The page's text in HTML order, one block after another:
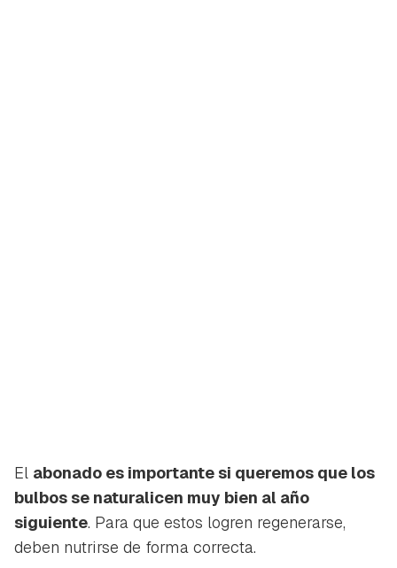
El abonado es importante si queremos que los
bulbos se naturalicen muy bien al año
siguiente. Para que estos logren regenerarse,
deben nutrirse de forma correcta.